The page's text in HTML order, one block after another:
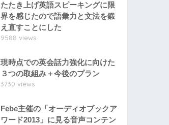
たたき上げ英語スピーキングに限
界を感じたので語彙力と文法を鍛
え直すことにした
9588 views
現時点での英会話力強化に向けた
３つの取組み＋今後のプラン
3730 views
Febe主催の「オーディオブックア
ワード2013」に見る音声コンテン